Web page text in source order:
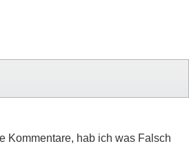
Kommentare, hab ich was Falsch